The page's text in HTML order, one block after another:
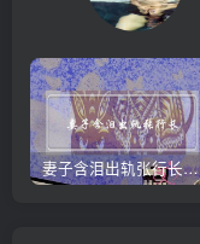
妻子含泪出轨张行长 她说全都是因为家中